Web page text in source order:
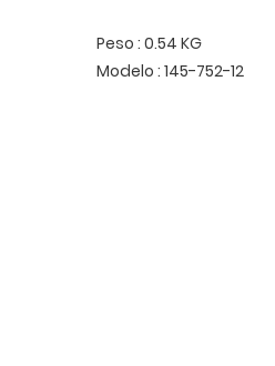
Peso : 0.54 KG
Modelo : 145-752-12